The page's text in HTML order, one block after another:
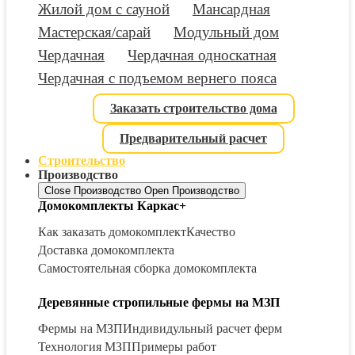
Жилой дом с сауной
Мансардная
Мастерская/сарай
Модульный дом
Чердачная
Чердачная односкатная
Чердачная с подъемом вернего пояса
Заказать строительство дома
Предварительный расчет
Строительство
Производство
Close Производство Open Производство
Домокомплекты Каркас+
Как заказать домокомплектКачество
Доставка домокомплекта
Самостоятельная сборка домокомплекта
Деревянные стропильные фермы на МЗП
Фермы на МЗПИндивидульный расчет ферм
Технология МЗППримеры работ